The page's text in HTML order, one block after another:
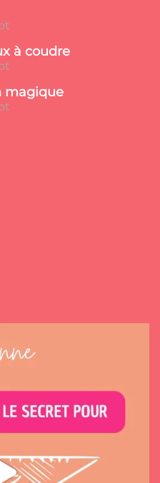
à coudre
magique